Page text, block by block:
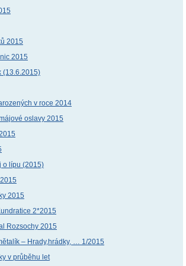
2015
2015
(13.6.2015)
v roce 2014
oslavy 2015
o lípu (2015)
2015
2*2015
Rozsochy 2015
– Hrady,hrádky, … 1/2015
v průběhu let